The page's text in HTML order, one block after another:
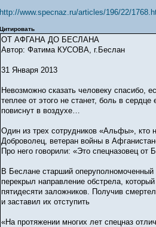
http://www.specnaz.ru/articles/196/22/
Цитировать
ОТ АФГАНА ДО БЕСЛАНА
Автор: Фатима КУСОВА, г.Беслан
31 Января 2013
Невозможно сказать человеку спасибо,
теплее от этого не станет, боль в
повиснут в воздухе…
Один из трех сотрудников «Альфы»,
Доброволец, ветеран войны в
Про него говорили: «Это спецназовец от
В Беслане старший
перекрыл направление обстрела,
пятидесяти заложников. Получив
и заставил их отступить
«На протяжении многих лет спецназ